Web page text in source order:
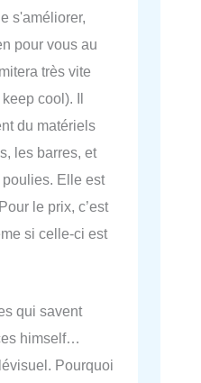
s'améliorer,
pour vous au
très vite
cool). Il
du matériels
les barres, et
Elle est
le prix, c’est
si celle-ci est
qui savent
himself…
Pourquoi